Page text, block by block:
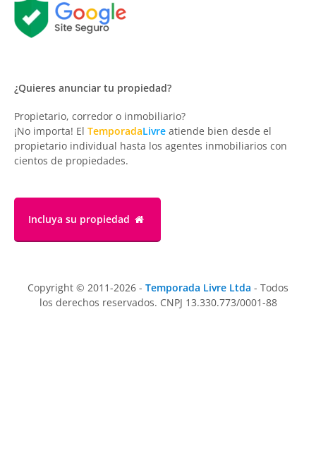
¿Quieres anunciar tu propiedad?
Propietario, corredor o inmobiliario?
¡No importa! El TemporadaLivre atiende bien desde el
propietario individual hasta los agentes inmobiliarios con
cientos de propiedades.
Incluya su propiedad
Copyright © 2011-2026 - Temporada Livre Ltda - Todos
los derechos reservados. CNPJ 13.330.773/0001-88